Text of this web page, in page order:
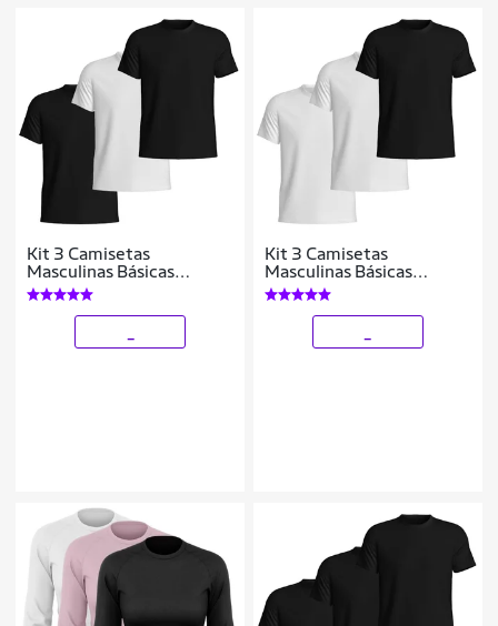
Kit 3 Camisetas
Masculinas Básicas
Algodão Manga Curta
Confortáveis Dia a Dia
Kit 3 Camisetas
Masculinas Básicas
Algodão Manga Curta
Confortáveis Dia a Dia